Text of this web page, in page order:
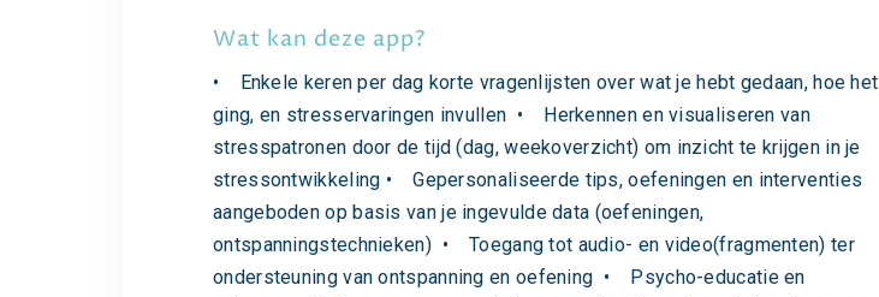
Wat kan deze app?
• Enkele keren per dag korte vragenlijsten over wat je hebt gedaan, hoe het
ging, en stresservaringen invullen • Herkennen en visualiseren van
stresspatronen door de tijd (dag, weekoverzicht) om inzicht te krijgen in je
stressontwikkeling • Gepersonaliseerde tips, oefeningen en interventies
aangeboden op basis van je ingevulde data (oefeningen,
ontspanningstechnieken) • Toegang tot audio- en video(fragmenten) ter
ondersteuning van ontspanning en oefening • Psycho-educatie en